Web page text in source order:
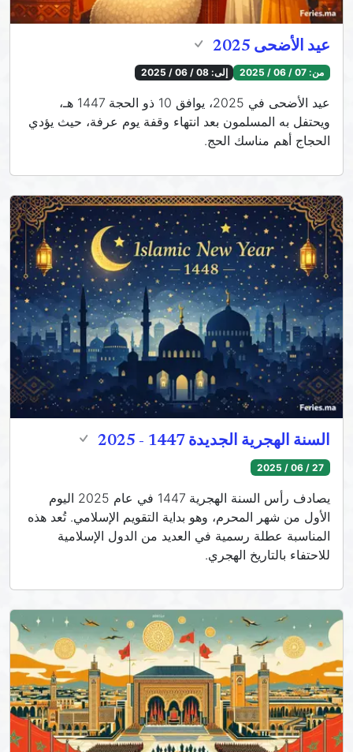
عيد الأضحى 2025
من: 07 / 06 / 2025 إلى:08 / 06 / 2025
عيد الأضحى في 2025، يوافق 10 ذو الحجة 1447 هـ،
ويحتفل به المسلمون بعد انتهاء وقفة يوم عرفة، حيث يؤدي
الحجاج أهم مناسك الحج.
السنة الهجرية الجديدة 1447 - 2025
27 / 06 / 2025
يصادف رأس السنة الهجرية 1447 في عام 2025 اليوم
الأول من شهر المحرم، وهو بداية التقويم الإسلامي. تُعد هذه
المناسبة عطلة رسمية في العديد من الدول الإسلامية
للاحتفاء بالتاريخ الهجري.